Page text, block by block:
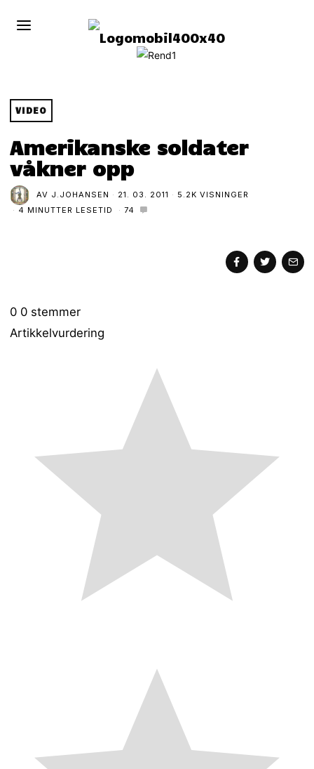
VIDEO
Amerikanske soldater
våkner opp
AV J.JOHANSEN 21. 03. 2011
5.2K VISNINGER
4 MINUTTER LESETID
74
0 0 stemmer
Artikkelvurdering